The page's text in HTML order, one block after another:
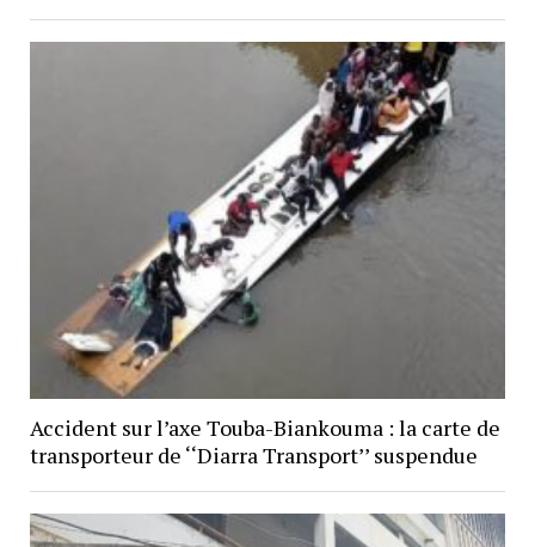
Accident sur l’axe Touba-Biankouma : la carte de
transporteur de ‘‘Diarra Transport’’ suspendue